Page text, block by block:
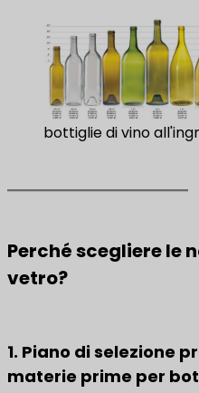
bottiglie di vino
Perché scegliere le
vetro?
1. Piano di selezione
materie prime per